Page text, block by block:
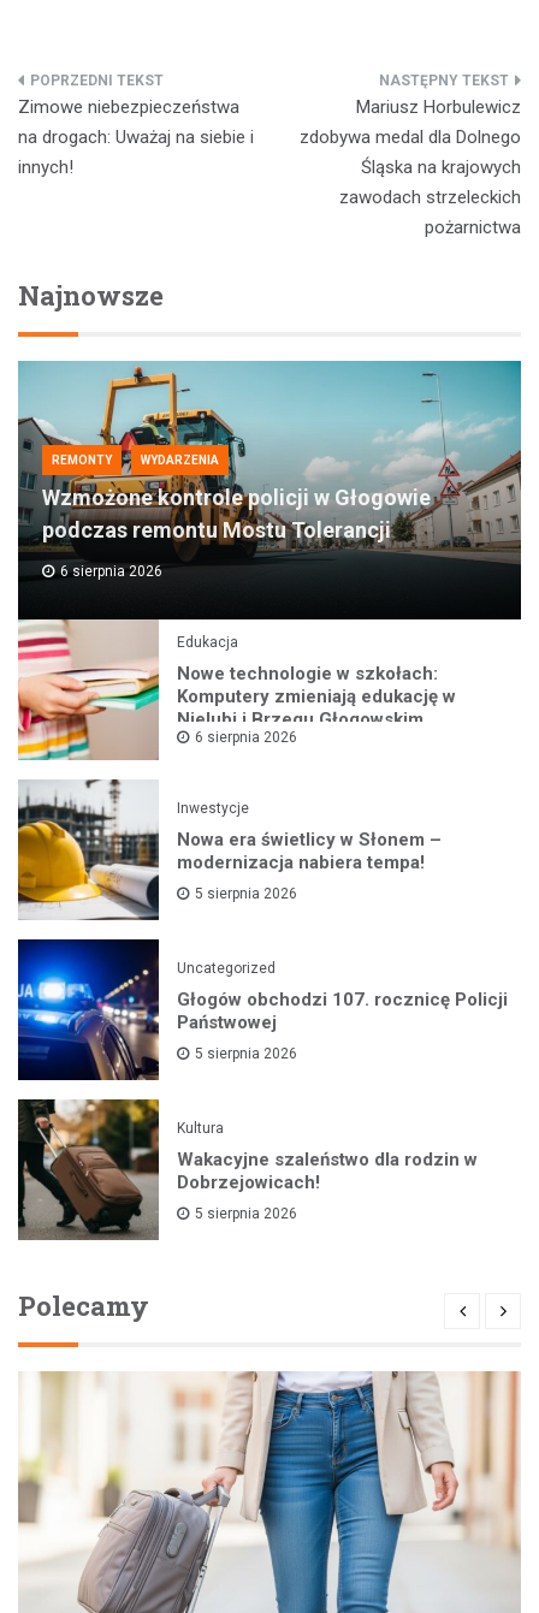
Nawigacja
wpisu
Zimowe niebezpieczeństwa
na drogach: Uważaj na siebie i
innych!
Mariusz Horbulewicz
zdobywa medal dla Dolnego
Śląska na krajowych
zawodach strzeleckich
pożarnictwa
Najnowsze
REMONTY WYDARZENIA
Wzmożone kontrole policji w Głogowie
podczas remontu Mostu Tolerancji
6 sierpnia 2026
Edukacja
Nowe technologie w szkołach:
Komputery zmieniają edukację w
Nielubi i Brzegu Głogowskim
6 sierpnia 2026
Inwestycje
Nowa era świetlicy w Słonem –
modernizacja nabiera tempa!
5 sierpnia 2026
Uncategorized
Głogów obchodzi 107. rocznicę Policji
Państwowej
5 sierpnia 2026
Kultura
Wakacyjne szaleństwo dla rodzin w
Dobrzejowicach!
5 sierpnia 2026
Polecamy